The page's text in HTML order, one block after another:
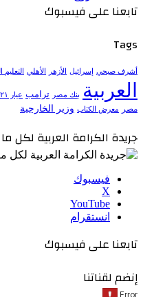
تابعنا على فيسبوك
Tags
أشرف صبحي إسرائيل الأزهر الأهلي التعليم
العربية
بنك مصر ترامب عيار ٢١
مصر معرض الكتاب وزير الخارجية
جريدة الكرامة العربية لكل
فيسبوك
‫X
‫YouTube
انستقرام
تابعنا على فيسبوك
إنضم لقناتنا